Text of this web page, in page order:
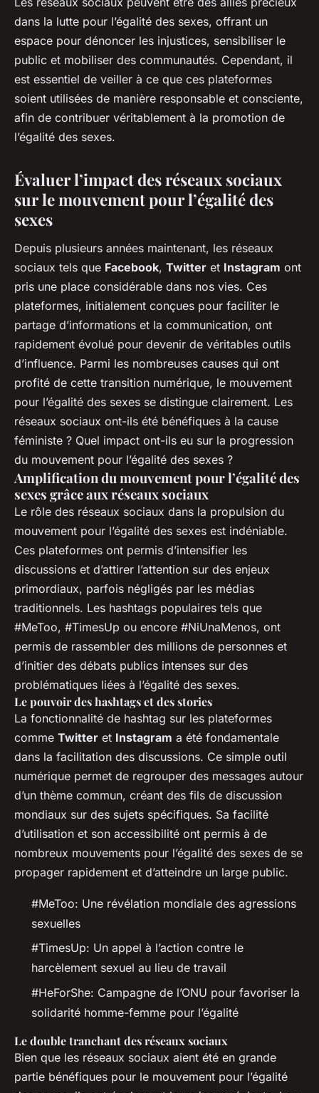
dans la lutte pour l’égalité des sexes, offrant un
espace pour dénoncer les injustices, sensibiliser le
public et mobiliser des communautés. Cependant, il
est essentiel de veiller à ce que ces plateformes
soient utilisées de manière responsable et consciente,
afin de contribuer véritablement à la promotion de
l’égalité des sexes.
Évaluer l’impact des réseaux sociaux
sur le mouvement pour l’égalité des
sexes
Depuis plusieurs années maintenant, les réseaux
sociaux tels que Facebook, Twitter et Instagram ont
pris une place considérable dans nos vies. Ces
plateformes, initialement conçues pour faciliter le
partage d’informations et la communication, ont
rapidement évolué pour devenir de véritables outils
d’influence. Parmi les nombreuses causes qui ont
profité de cette transition numérique, le mouvement
pour l’égalité des sexes se distingue clairement. Les
réseaux sociaux ont-ils été bénéfiques à la cause
féministe ? Quel impact ont-ils eu sur la progression
du mouvement pour l’égalité des sexes ?
Amplification du mouvement pour l’égalité des
sexes grâce aux réseaux sociaux
Le rôle des réseaux sociaux dans la propulsion du
mouvement pour l’égalité des sexes est indéniable.
Ces plateformes ont permis d’intensifier les
discussions et d’attirer l’attention sur des enjeux
primordiaux, parfois négligés par les médias
traditionnels. Les hashtags populaires tels que
#MeToo, #TimesUp ou encore #NiUnaMenos, ont
permis de rassembler des millions de personnes et
d’initier des débats publics intenses sur des
problématiques liées à l’égalité des sexes.
Le pouvoir des hashtags et des stories
La fonctionnalité de hashtag sur les plateformes
comme Twitter et Instagram a été fondamentale
dans la facilitation des discussions. Ce simple outil
numérique permet de regrouper des messages autour
d’un thème commun, créant des fils de discussion
mondiaux sur des sujets spécifiques. Sa facilité
d’utilisation et son accessibilité ont permis à de
nombreux mouvements pour l’égalité des sexes de se
propager rapidement et d’atteindre un large public.
#MeToo: Une révélation mondiale des agressions
sexuelles
#TimesUp: Un appel à l’action contre le
harcèlement sexuel au lieu de travail
#HeForShe: Campagne de l’ONU pour favoriser la
solidarité homme-femme pour l’égalité
Le double tranchant des réseaux sociaux
Bien que les réseaux sociaux aient été en grande
partie bénéfiques pour le mouvement pour l’égalité